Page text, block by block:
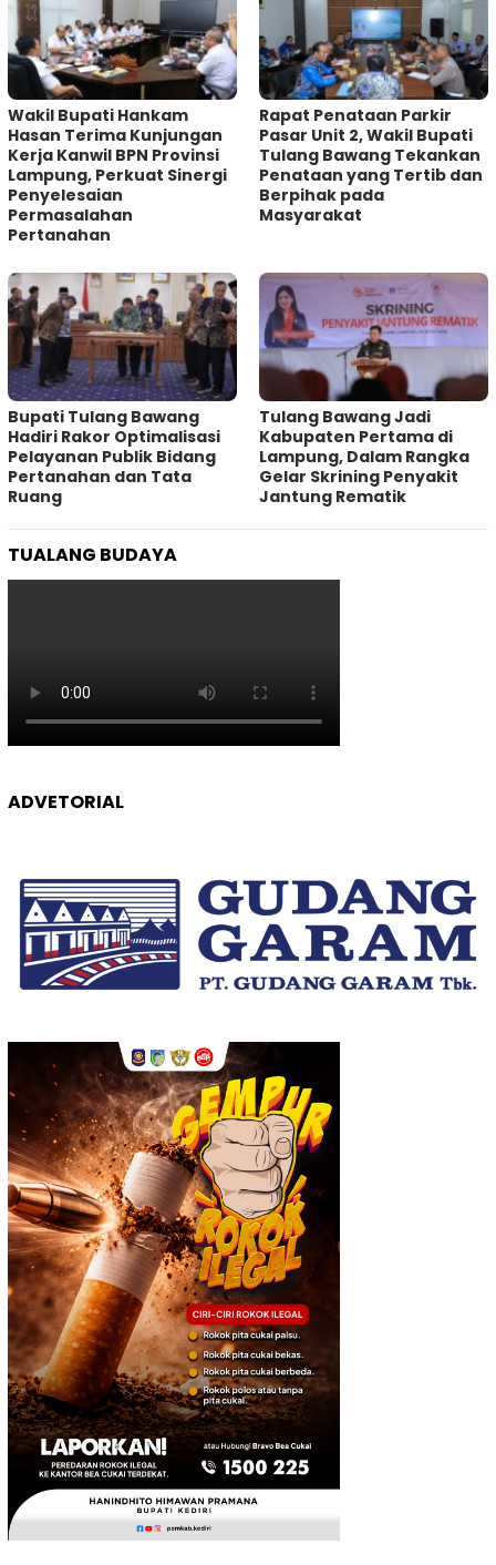
Wakil Bupati Hankam
Hasan Terima Kunjungan
Kerja Kanwil BPN Provinsi
Lampung, Perkuat Sinergi
Penyelesaian
Permasalahan
Pertanahan
Rapat Penataan Parkir
Pasar Unit 2, Wakil Bupati
Tulang Bawang Tekankan
Penataan yang Tertib dan
Berpihak pada
Masyarakat
Bupati Tulang Bawang
Hadiri Rakor Optimalisasi
Pelayanan Publik Bidang
Pertanahan dan Tata
Ruang
Tulang Bawang Jadi
Kabupaten Pertama di
Lampung, Dalam Rangka
Gelar Skrining Penyakit
Jantung Rematik
TUALANG BUDAYA
ADVETORIAL